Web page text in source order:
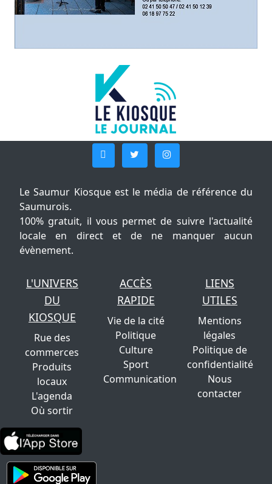
Le Saumur Kiosque est le média de référence du
Saumurois.
100% gratuit, il vous permet de suivre l'actualité
locale en direct et de ne manquer aucun
évènement.
L'UNIVERS
DU
KIOSQUE
Rue des
commerces
Produits
locaux
L'agenda
Où sortir
ACCÈS
RAPIDE
Vie de la cité
Politique
Culture
Sport
Communication
LIENS
UTILES
Mentions
légales
Politique de
confidentialité
Nous
contacter